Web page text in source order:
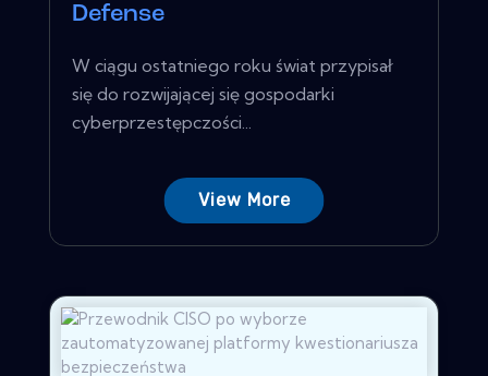
Defense
W ciągu ostatniego roku świat przypisał
się do rozwijającej się gospodarki
cyberprzestępczości...
View More